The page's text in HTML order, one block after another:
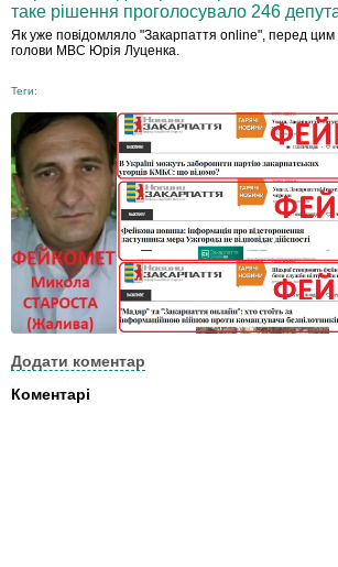
таке рішення проголосувало 246
Як уже повідомляло "Закарпаття online", перед
голови МВС Юрія Луценка.
Теги:
Додати коментар
Коментарі